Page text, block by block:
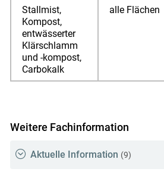
Stallmist,
Kompost,
entwässerter
Klärschlamm
und -kompost,
Carbokalk
alle Flächen
Weitere Fachinformation
Aktuelle Information (9)